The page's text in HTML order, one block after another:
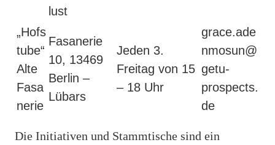
lust
„Hofs
tube“
Alte
Fasa
nerie
Fasanerie
10, 13469
Berlin –
Lübars
Jeden 3.
Freitag von 15
– 18 Uhr
grace.ade
nmosun@
getu-
prospects.
de
Die Initiativen und Stammtische sind ein